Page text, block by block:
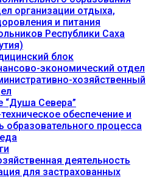
организации отдыха,
и питания
Республики Саха
блок
экономический отдел
хозяйственный
“Душа Севера”
обеспечение и
образовательного процесса
деятельность
для застрахованных